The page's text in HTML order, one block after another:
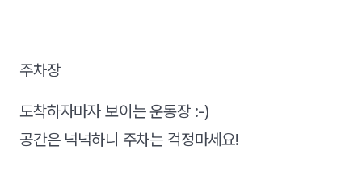
주차장
도착하자마자 보이는 운동장 :-)
공간은 넉넉하니 주차는 걱정마세요!